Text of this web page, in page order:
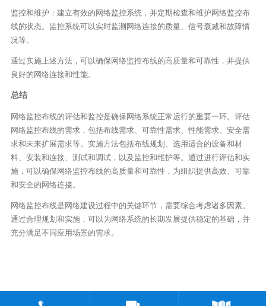
监控和维护：建立有效的网络监控系统，并定期检查和维护网络监控布
线的状态。监控系统可以实时监测网络连接的质量、信号衰减和故障情
况等。
通过实施上述方法，可以确保网络监控布线的高质量和可靠性，并提供
良好的网络连接和性能。
总结
网络监控布线的评估和监控是确保网络系统正常运行的重要一环。评估
网络监控布线的需求，包括布线需求、可靠性需求、性能需求、安全需
求和未来扩展需求等。实施方法包括布线规划、选用适合的设备和材
料、安装和连接、测试和调试，以及监控和维护等。通过进行评估和实
施，可以确保网络监控布线的高质量和可靠性，为组织提供高效、可靠
和安全的网络连接。
网络监控布线是网络建设过程中的关键环节，需要综合考虑诸多因素。
通过合理规划和实施，可以为网络系统的长期发展提供稳定的基础，并
充分满足不同应用场景的需求。